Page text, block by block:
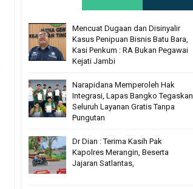
Mencuat Dugaan dan Disinyalir
Kasus Penipuan Bisnis Batu Bara,
Kasi Penkum : RA Bukan Pegawai
Kejati Jambi
Narapidana Memperoleh Hak
Integrasi, Lapas Bangko Tegaskan
Seluruh Layanan Gratis Tanpa
Pungutan
Dr Dian : Terima Kasih Pak
Kapolres Merangin, Beserta
Jajaran Satlantas,